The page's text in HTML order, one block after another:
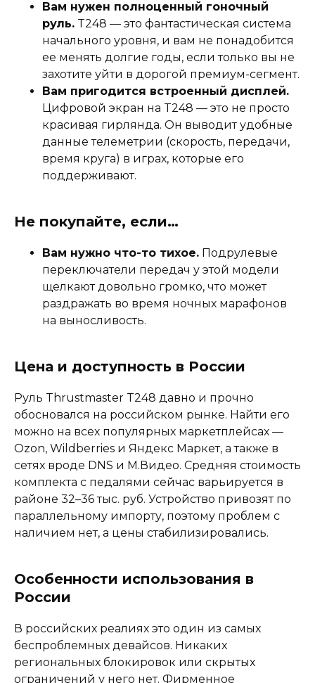
Вам нужен полноценный гоночный
руль. T248 — это фантастическая система
начального уровня, и вам не понадобится
ее менять долгие годы, если только вы не
захотите уйти в дорогой премиум-сегмент.
Вам пригодится встроенный дисплей.
Цифровой экран на T248 — это не просто
красивая гирлянда. Он выводит удобные
данные телеметрии (скорость, передачи,
время круга) в играх, которые его
поддерживают.
Не покупайте, если…
Вам нужно что-то тихое. Подрулевые
переключатели передач у этой модели
щелкают довольно громко, что может
раздражать во время ночных марафонов
на выносливость.
Цена и доступность в России
Руль Thrustmaster T248 давно и прочно
обосновался на российском рынке. Найти его
можно на всех популярных маркетплейсах —
Ozon, Wildberries и Яндекс Маркет, а также в
сетях вроде DNS и М.Видео. Средняя стоимость
комплекта с педалями сейчас варьируется в
районе 32–36 тыс. руб. Устройство привозят по
параллельному импорту, поэтому проблем с
наличием нет, а цены стабилизировались.
Особенности использования в
России
В российских реалиях это один из самых
беспроблемных девайсов. Никаких
региональных блокировок или скрытых
ограничений у него нет. Фирменное